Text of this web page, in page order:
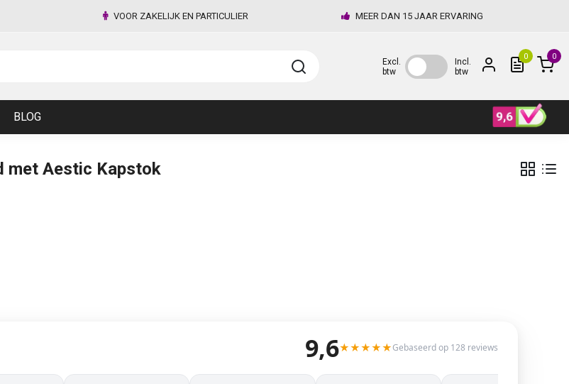
VOOR ZAKELIJK EN PARTICULIER MEER DAN 15 JAAR ERVARING
Excl.
btw
Incl.
btw
0 0
BLOG
met Aestic Kapstok
9,6★★★★★Gebaseerd op 128 reviews